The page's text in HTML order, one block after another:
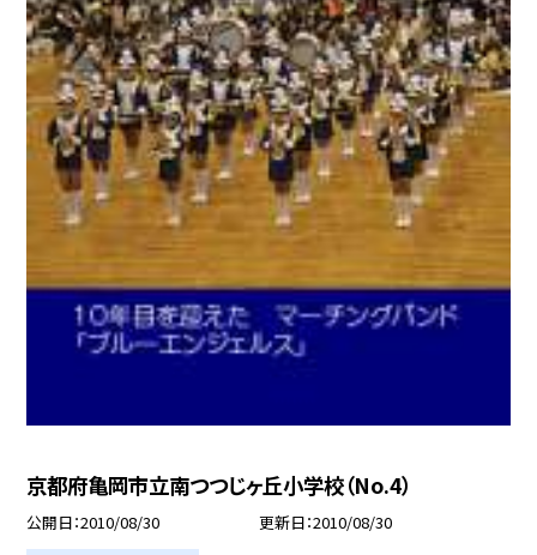
京都府亀岡市立南つつじヶ丘小学校（No.4）
公開日 2010/08/30 更新日 2010/08/30